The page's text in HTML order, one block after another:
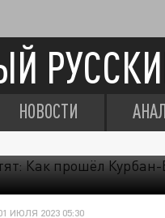
НОВОСТИ
ИЮЛЯ 2023 05:30